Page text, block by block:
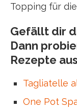
Topping für
Gefällt dir
Dann
Rezepte
Tagliatelle
One Pot